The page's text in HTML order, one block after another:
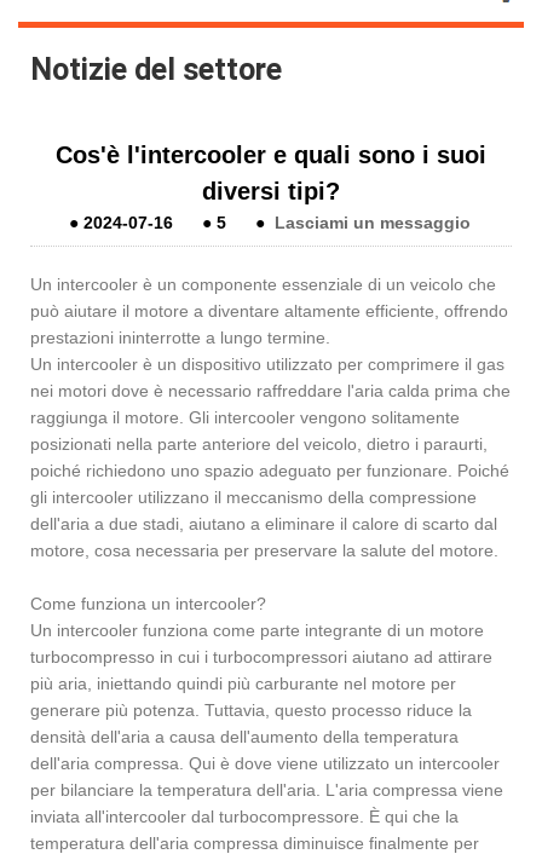
Notizie del settore
Cos'è l'intercooler e quali sono i suoi
diversi tipi?
●2024-07-16 ●5 ● Lasciami un messaggio
Un intercooler è un componente essenziale di un veicolo che
può aiutare il motore a diventare altamente efficiente, offrendo
prestazioni ininterrotte a lungo termine.
Un intercooler è un dispositivo utilizzato per comprimere il gas
nei motori dove è necessario raffreddare l'aria calda prima che
raggiunga il motore. Gli intercooler vengono solitamente
posizionati nella parte anteriore del veicolo, dietro i paraurti,
poiché richiedono uno spazio adeguato per funzionare. Poiché
gli intercooler utilizzano il meccanismo della compressione
dell'aria a due stadi, aiutano a eliminare il calore di scarto dal
motore, cosa necessaria per preservare la salute del motore.
Come funziona un intercooler?
Un intercooler funziona come parte integrante di un motore
turbocompresso in cui i turbocompressori aiutano ad attirare
più aria, iniettando quindi più carburante nel motore per
generare più potenza. Tuttavia, questo processo riduce la
densità dell'aria a causa dell'aumento della temperatura
dell'aria compressa. Qui è dove viene utilizzato un intercooler
per bilanciare la temperatura dell'aria. L'aria compressa viene
inviata all'intercooler dal turbocompressore. È qui che la
temperatura dell'aria compressa diminuisce finalmente per